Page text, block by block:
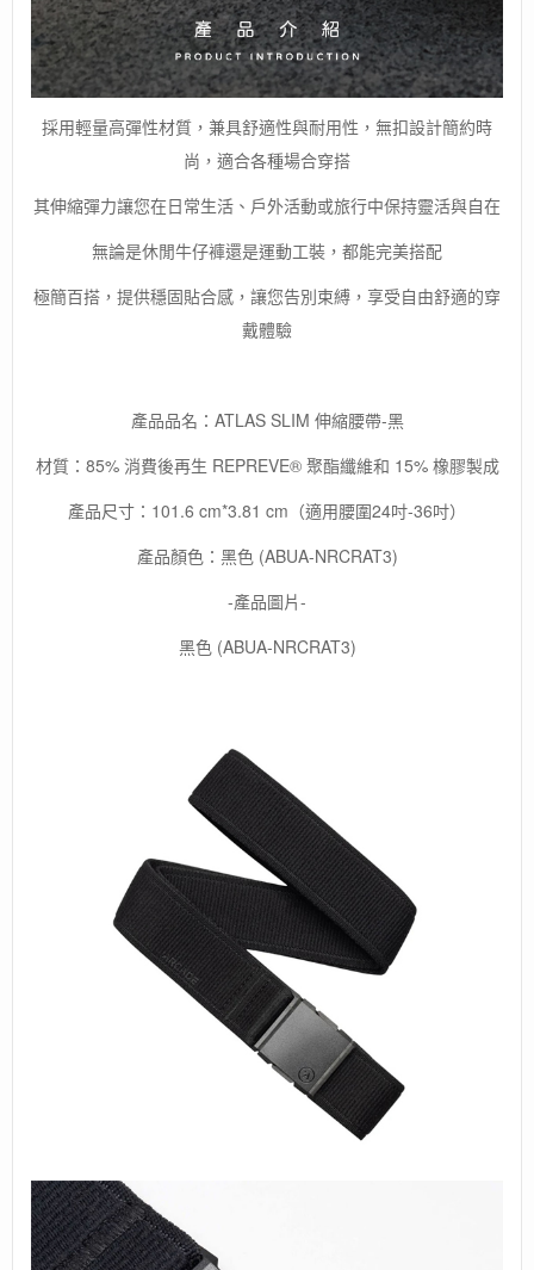
採用輕量高彈性材質，兼具舒適性與耐用性，無扣設計簡約時
尚，適合各種場合穿搭
其伸縮彈力讓您在日常生活、戶外活動或旅行中保持靈活與自在
無論是休閒牛仔褲還是運動工裝，都能完美搭配
極簡百搭，提供穩固貼合感，讓您告別束縛，享受自由舒適的穿
戴體驗
產品品名：ATLAS SLIM 伸縮腰帶-黑
材質：85% 消費後再生 REPREVE®️ 聚酯纖維和 15% 橡膠製成
產品尺寸：101.6 cm*3.81 cm（適用腰圍24吋-36吋）
產品顏色：黑色 (ABUA-NRCRAT3)
-產品圖片-
黑色 (ABUA-NRCRAT3)